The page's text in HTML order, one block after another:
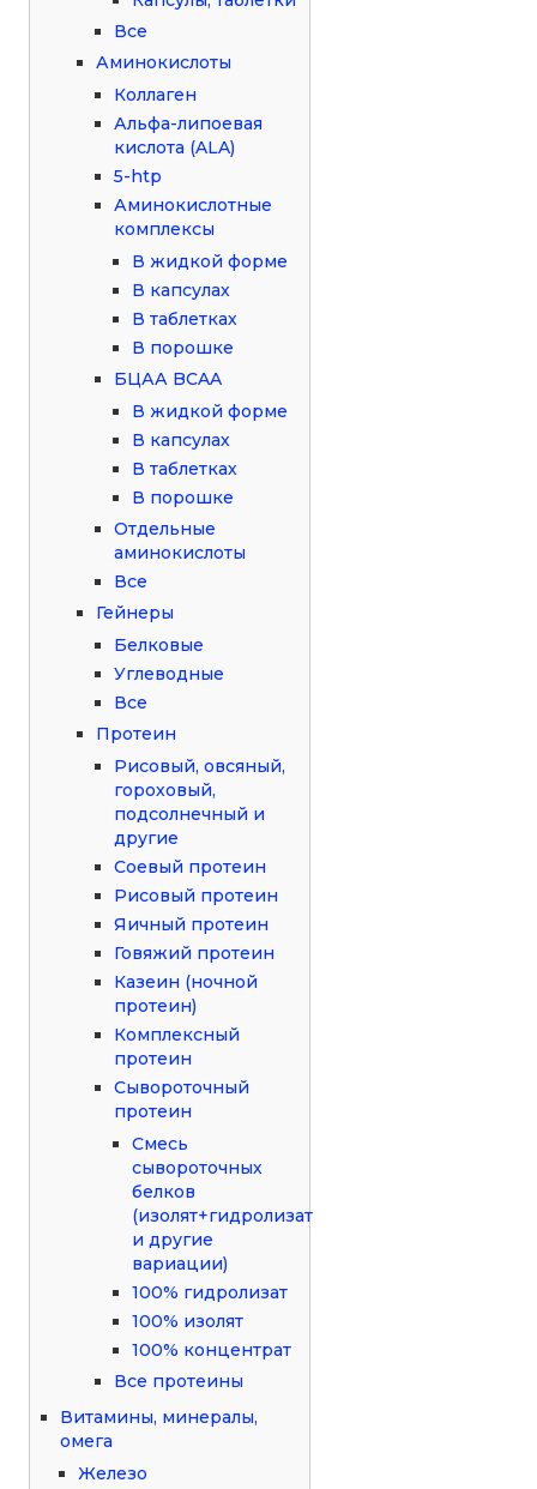
Все
Аминокислоты
Коллаген
Альфа-липоевая
кислота (ALA)
5-htp
Аминокислотные
комплексы
В жидкой форме
В капсулах
В таблетках
В порошке
БЦАА BCAA
В жидкой форме
В капсулах
В таблетках
В порошке
Отдельные
аминокислоты
Все
Гейнеры
Белковые
Углеводные
Все
Протеин
Рисовый, овсяный,
гороховый,
подсолнечный и
другие
Соевый протеин
Рисовый протеин
Яичный протеин
Говяжий протеин
Казеин (ночной
протеин)
Комплексный
протеин
Сывороточный
протеин
Смесь
сывороточных
белков
(изолят+гидролизат
и другие
вариации)
100% гидролизат
100% изолят
100% концентрат
Все протеины
Витамины, минералы,
омега
Железо